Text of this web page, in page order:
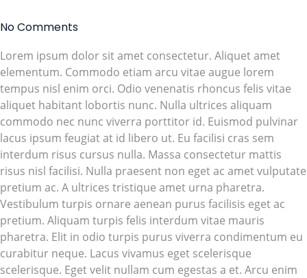
No Comments
Lorem ipsum dolor sit amet consectetur. Aliquet amet
elementum. Commodo etiam arcu vitae augue lorem
tempus nisl enim orci. Odio venenatis rhoncus felis vitae
aliquet habitant lobortis nunc. Nulla ultrices aliquam
commodo nec nunc viverra porttitor id. Euismod pulvinar
lacus ipsum feugiat at id libero ut. Eu facilisi cras sem
interdum risus cursus nulla. Massa consectetur mattis
risus nisl facilisi. Nulla praesent non eget ac amet vulputate
pretium ac. A ultrices tristique amet urna pharetra.
Vestibulum turpis ornare aenean purus facilisis eget ac
pretium. Aliquam turpis felis interdum vitae mauris
pharetra. Elit in odio turpis purus viverra condimentum eu
curabitur neque. Lacus vivamus eget scelerisque
scelerisque. Eget velit nullam cum egestas a et. Arcu enim